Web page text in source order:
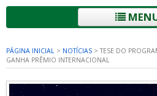
PÁGINA INICIAL > NOTÍCIAS >TESE DO
GANHA PRÊMIO INTERNACIONAL